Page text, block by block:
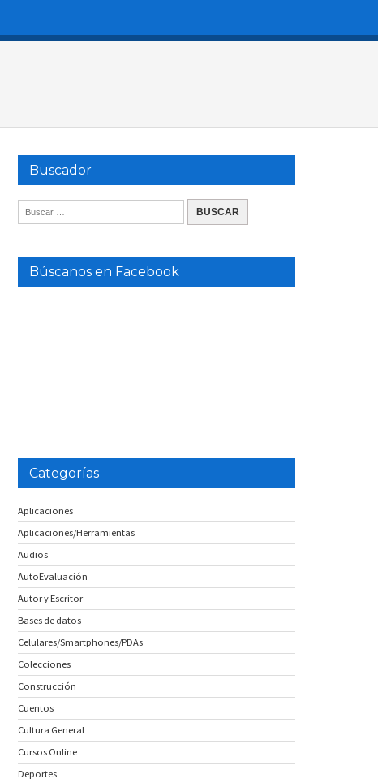
Buscador
Búscanos en Facebook
Categorías
Aplicaciones
Aplicaciones/Herramientas
Audios
AutoEvaluación
Autor y Escritor
Bases de datos
Celulares/Smartphones/PDAs
Colecciones
Construcción
Cuentos
Cultura General
Cursos Online
Deportes